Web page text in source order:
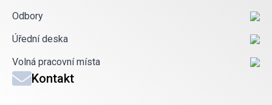
Odbory
Úřední deska
Volná pracovní místa
Kontakt